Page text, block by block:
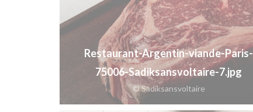
Restaurant-Argentin-viande-Paris-
75006-Sadiksansvoltaire-7.jpg
© Sadiksansvoltaire